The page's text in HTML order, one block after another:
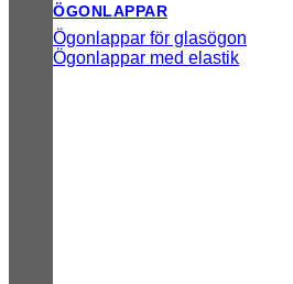
ÖGONLAPPAR
Ögonlappar för glasögon
Ögonlappar med elastik